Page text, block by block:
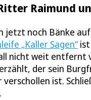
Raimund
jetzt noch Bänke
„Kaller Sagen“
nicht weit
der sein
verschollen ist.